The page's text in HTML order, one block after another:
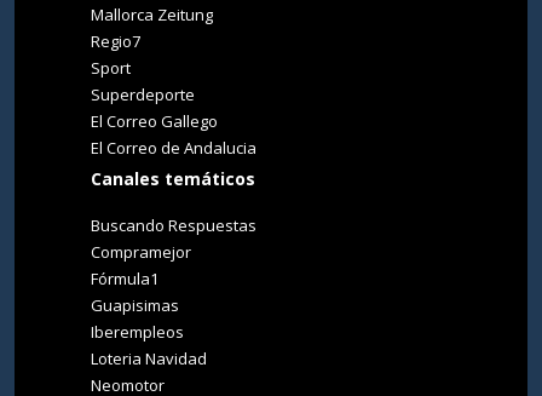
Mallorca Zeitung
Regio7
Sport
Superdeporte
El Correo Gallego
El Correo de Andalucia
Canales temáticos
Buscando Respuestas
Compramejor
Fórmula1
Guapisimas
Iberempleos
Loteria Navidad
Neomotor